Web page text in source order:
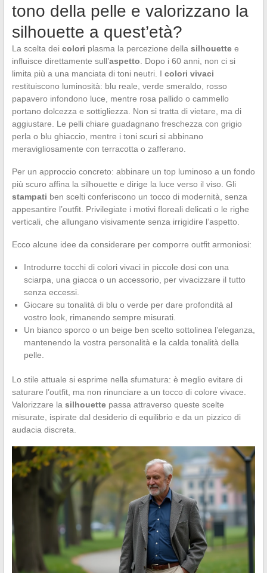
tono della pelle e valorizzano la
silhouette a quest’età?
La scelta dei colori plasma la percezione della silhouettee
influisce direttamente sull’aspetto . Dopo i 60 anni, non ci si
limita più a una manciata di toni neutri. I colori vivaci
restituiscono luminosità: blu reale, verde smeraldo, rosso
papavero infondono luce, mentre rosa pallido o cammello
portano dolcezza e sottigliezza. Non si tratta di vietare, ma di
aggiustare. Le pelli chiare guadagnano freschezza con grigio
perla o blu ghiaccio, mentre i toni scuri si abbinano
meravigliosamente con terracotta o zafferano.
Per un approccio concreto: abbinare un top luminoso a un fondo
più scuro affina la silhouette e dirige la luce verso il viso. Gli
stampati ben scelti conferiscono un tocco di modernità, senza
appesantire l’outfit. Privilegiate i motivi floreali delicati o le righe
verticali, che allungano visivamente senza irrigidire l’aspetto.
Ecco alcune idee da considerare per comporre outfit armoniosi:
Introdurre tocchi di colori vivaci in piccole dosi con una
sciarpa, una giacca o un accessorio, per vivacizzare il tutto
senza eccessi.
Giocare su tonalità di blu o verde per dare profondità al
vostro look, rimanendo sempre misurati.
Un bianco sporco o un beige ben scelto sottolinea l’eleganza,
mantenendo la vostra personalità e la calda tonalità della
pelle.
Lo stile attuale si esprime nella sfumatura: è meglio evitare di
saturare l’outfit, ma non rinunciare a un tocco di colore vivace.
Valorizzare la silhouettepassa attraverso queste scelte
misurate, ispirate dal desiderio di equilibrio e da un pizzico di
audacia discreta.